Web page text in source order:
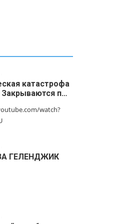
катастрофа
Закрываются п…
watch?
ГЕЛЕНДЖИК